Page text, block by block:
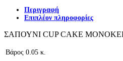
Περιγραφή
Επιπλέον πληροφορίες
ΣΑΠΟΥΝΙ CUP CAKE
Βάρος 0.05 κ.